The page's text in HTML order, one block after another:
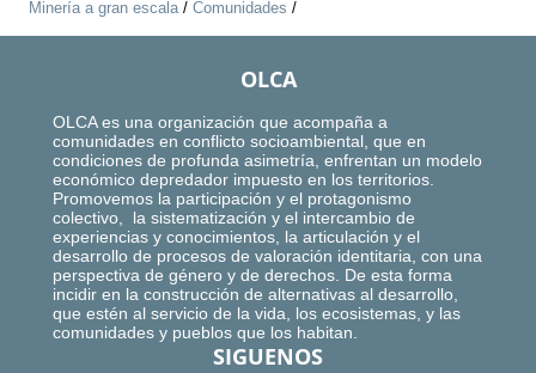
Minería a gran escala/ Comunidades /
OLCA
OLCA es una organización que acompaña a
comunidades en conflicto socioambiental, que en
condiciones de profunda asimetría, enfrentan un modelo
económico depredador impuesto en los territorios.
Promovemos la participación y el protagonismo
colectivo, la sistematización y el intercambio de
experiencias y conocimientos, la articulación y el
desarrollo de procesos de valoración identitaria, con una
perspectiva de género y de derechos. De esta forma
incidir en la construcción de alternativas al desarrollo,
que estén al servicio de la vida, los ecosistemas, y las
comunidades y pueblos que los habitan.
SIGUENOS